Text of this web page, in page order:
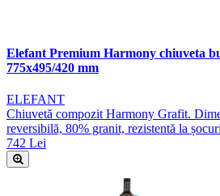
Elefant Premium Harmony chiuveta
775x495/420 mm
ELEFANT
Chiuvetă compozit Harmony Grafit.
reversibilă, 80% granit, rezistentă la
742 Lei